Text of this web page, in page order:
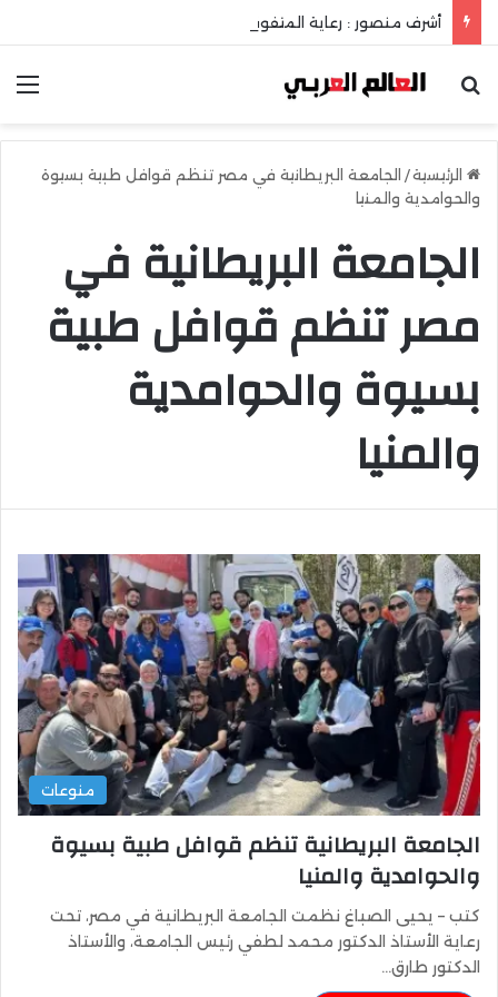
بحث عن
الرئيسية/ الجامعة البريطانية في مصر تنظم قوافل طبية بسيوة
والحوامدية والمنيا
الجامعة البريطانية في
مصر تنظم قوافل طبية
بسيوة والحوامدية
والمنيا
منوعات
الجامعة البريطانية تنظم قوافل طبية بسيوة
والحوامدية والمنيا
كتب – يحيى الصباغ نظمت الجامعة البريطانية في مصر، تحت
رعاية الأستاذ الدكتور محمد لطفي رئيس الجامعة، والأستاذ
الدكتور طارق…